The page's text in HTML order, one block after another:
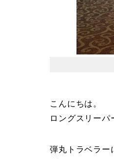
こんにちは。
ロングスリーパ
弾丸トラベラー